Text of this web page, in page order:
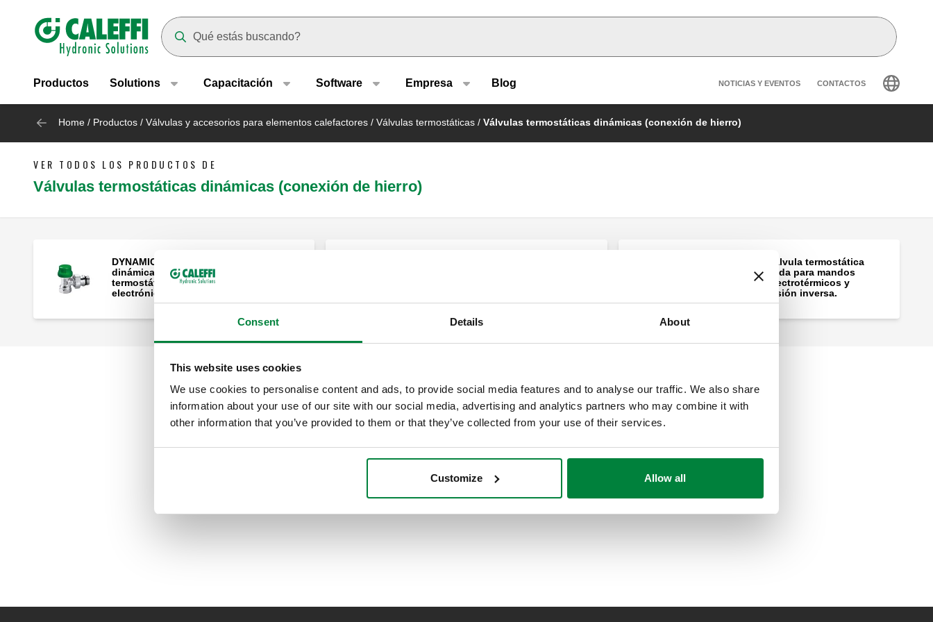
Consent Details About
This website uses cookies
We use cookies to personalise content and ads, to provide social media features and to analyse our traffic. We also share
information about your use of our site with our social media, advertising and analytics partners who may combine it with
other information that you’ve provided to them or that they’ve collected from your use of their services.
Customize Allow all
Header main navigation
Productos Solutions Capacitación Software Empresa Blog Header secondary
NOTICIAS Y EVENTOS CONTACTOS
Home / Productos / Válvulas y accesorios para elementos calefactores / Válvulas termostáticas / Válvulas termostáticas dinámicas (conexión de hierro)
VER TODOS LOS PRODUCTOS DE
Válvulas termostáticas dinámicas (conexión de hierro)
DYNAMICAL®, Válvula termostática
dinámica preparada para mandos
termostáticos, electrotérmicos y
electrónicos. Versión en escuadra.
DYNAMICAL®, Válvula termostática
dinámica preparada para mandos
termostáticos, electrotérmicos y
electrónicos. Versión inversa.